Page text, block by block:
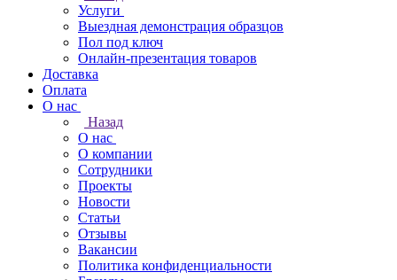
Услуги
Выездная демонстрация образцов
Пол под ключ
Онлайн-презентация товаров
Доставка
Оплата
О нас
Назад
О нас
О компании
Сотрудники
Проекты
Новости
Статьи
Отзывы
Вакансии
Политика конфиденциальности